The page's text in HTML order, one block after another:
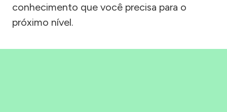
conhecimento que você precisa para o
próximo nível.